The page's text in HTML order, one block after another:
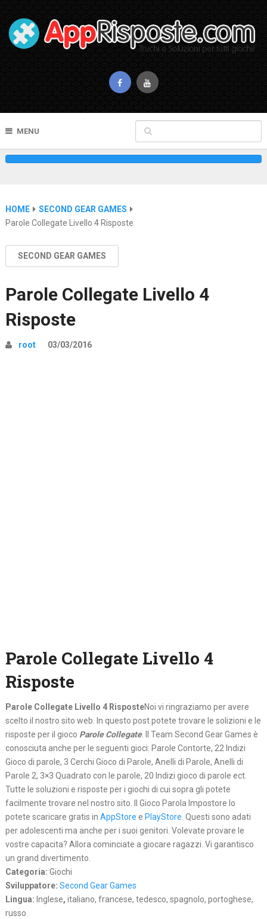
MENU
HOME
SECOND GEAR GAMES
Parole Collegate Livello 4 Risposte
SECOND GEAR GAMES
Parole Collegate Livello 4
Risposte
root 03/03/2016
Parole Collegate Livello 4
Risposte
Parole Collegate Livello 4 RisposteNoi vi ringraziamo per avere
scelto il nostro sito web. In questo post potete trovare le solizioni e le
risposte per il gioco Parole Collegate. Il Team Second Gear Games è
conosciuta anche per le seguenti gioci: Parole Contorte, 22 Indizi
Gioco di parole, 3 Cerchi Gioco di Parole, Anelli di Parole, Anelli di
Parole 2, 3×3 Quadrato con le parole, 20 Indizi gioco di parole ect.
Tutte le soluzioni e risposte per i giochi di cui sopra gli potete
facilmente trovare nel nostro sito. Il Gioco Parola Impostore lo
potete scaricare gratis in AppStore e PlayStore. Questi sono adati
per adolescenti ma anche per i suoi genitori. Volevate provare le
vostre capacita? Allora cominciate a giocare ragazzi. Vi garantisco
un grand divertimento.
Categoria: Giochi
Sviluppatore: Second Gear Games
Lingua: Inglese, italiano, francese, tedesco, spagnolo, portoghese,
russo